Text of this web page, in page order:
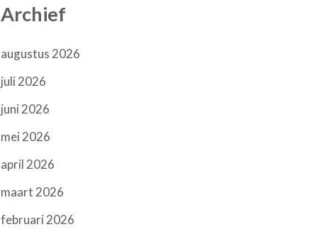
Archief
augustus 2026
juli 2026
juni 2026
mei 2026
april 2026
maart 2026
februari 2026